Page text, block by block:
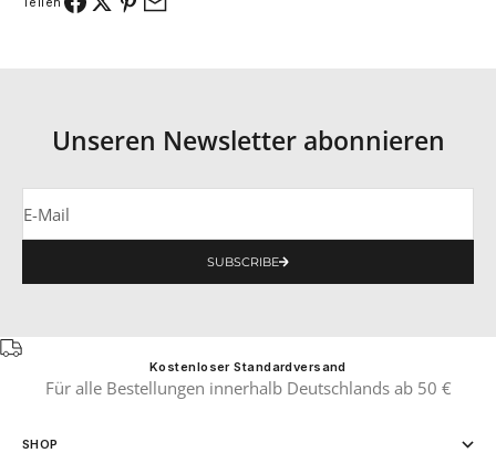
Unseren Newsletter abonnieren
E-Mail
SUBSCRIBE
Kostenloser Standardversand
Für alle Bestellungen innerhalb Deutschlands ab 50 €
SHOP